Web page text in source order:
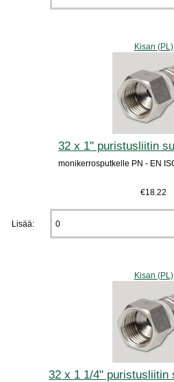
Kisan (PL)
32 x 1" puristusliitin
monikerrosputkelle PN - EN
€18.22
Lisää:
Kisan (PL)
32 x 1 1/4" puristusliitin